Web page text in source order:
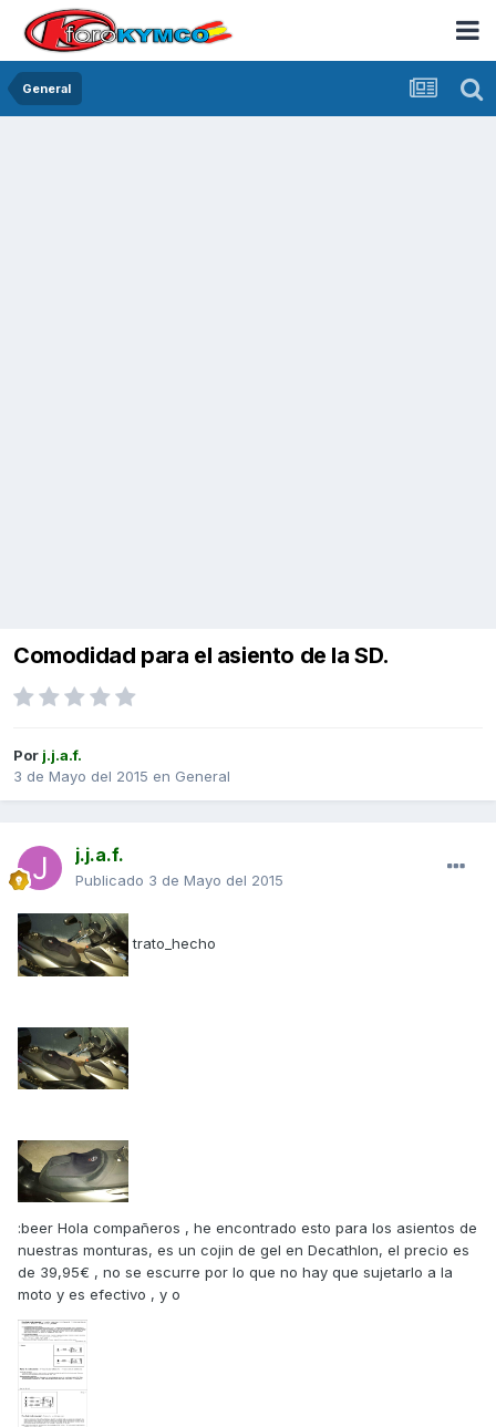
General
Comodidad para el asiento de la SD.
Por j.j.a.f.
3 de Mayo del 2015 en General
j.j.a.f.
Publicado 3 de Mayo del 2015
trato_hecho
:beer Hola compañeros , he encontrado esto para los asientos de
nuestras monturas, es un cojin de gel en Decathlon, el precio es
de 39,95€ , no se escurre por lo que no hay que sujetarlo a la
moto y es efectivo , y o